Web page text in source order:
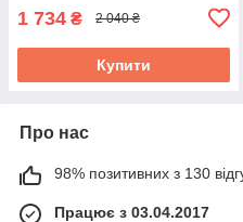
1 734 ₴ 2 040 ₴
Купити
Про нас
98% позитивних з 130
Працює з 03.04.2017